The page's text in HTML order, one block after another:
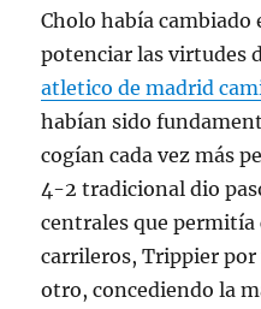
Cholo había
potenciar las virtudes
atletico de madrid
habían sido
cogían cada vez más
4-2 tradicional dio
centrales que permitía
carrileros, Trippier por
otro, concediendo la